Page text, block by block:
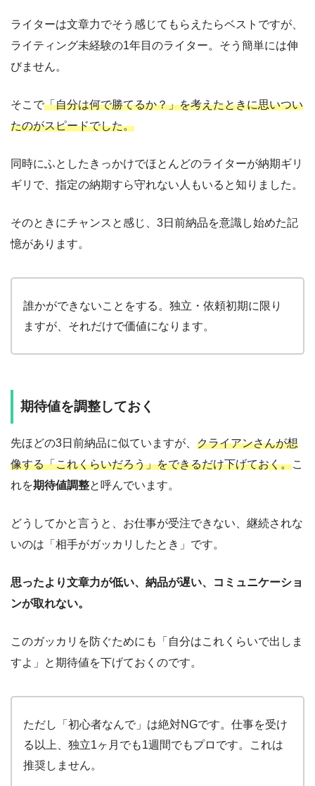
ライターは文章力でそう感じてもらえたらベストですが、
ライティング未経験の1年目のライター。そう簡単には伸
びません。
そこで「自分は何で勝てるか？」を考えたときに思いつい
たのがスピードでした。
同時にふとしたきっかけでほとんどのライターが納期ギリ
ギリで、指定の納期すら守れない人もいると知りました。
そのときにチャンスと感じ、3日前納品を意識し始めた記
憶があります。
誰かができないことをする。独立・依頼初期に限り
ますが、それだけで価値になります。
期待値を調整しておく
先ほどの3日前納品に似ていますが、 クライアンさんが想
像する「これくらいだろう」をできるだけ下げておく。こ
れを期待値調整と呼んでいます。
どうしてかと言うと、お仕事が受注できない、継続されな
いのは「相手がガッカリしたとき」です。
思ったより文章力が低い、納品が遅い、コミュニケーショ
ンが取れない。
このガッカリを防ぐためにも「自分はこれくらいで出しま
すよ」と期待値を下げておくのです。
ただし「初心者なんで」は絶対NGです。仕事を受け
る以上、独立1ヶ月でも1週間でもプロです。これは
推奨しません。